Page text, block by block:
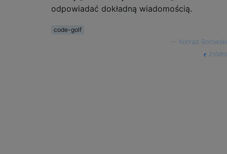
odpowiadać dokładną wiadomością.
code-golf
Konrad Borowski
źródło